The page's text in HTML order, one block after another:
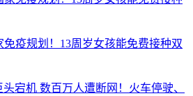
疫规划！13周岁女孩能免费接种双